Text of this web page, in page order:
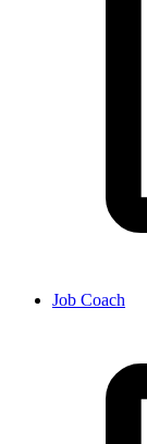
Job Coach